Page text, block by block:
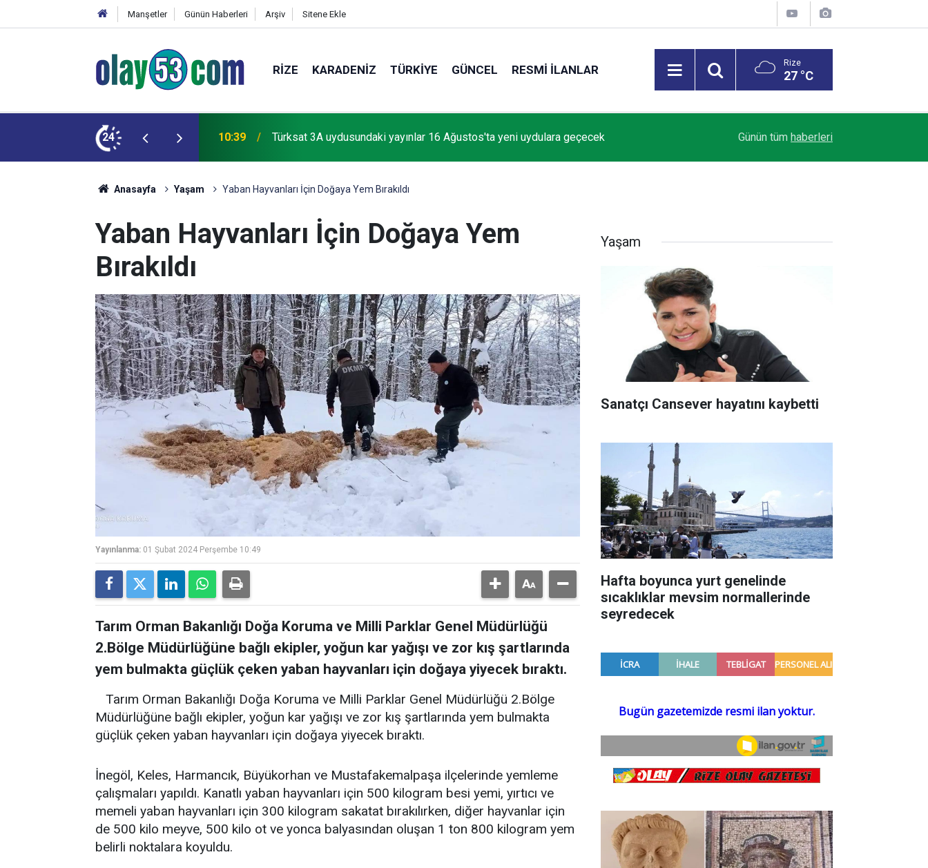
Manşetler Günün Haberleri Arşiv Sitene Ekle
RIZE KARADENIZ TÜRKIYE GÜNCEL RESMI İLANLAR Rize
27 °C
24
Karadeniz'de yayılıyor 10:39 Türksat 3A uydusundaki yayınlar 16 Ağustos'ta yeni uydulara geçecek Günün tüm haberleri
Anasayfa Yaşam Yaban Hayvanları İçin Doğaya Yem Bırakıldı
Yaban Hayvanları İçin Doğaya Yem
Bırakıldı
Yayınlanma: 01 Şubat 2024 Perşembe 10:49
Tarım Orman Bakanlığı Doğa Koruma ve Milli Parklar Genel Müdürlüğü
2.Bölge Müdürlüğüne bağlı ekipler, yoğun kar yağışı ve zor kış şartlarında
yem bulmakta güçlük çeken yaban hayvanları için doğaya yiyecek bıraktı.
Tarım Orman Bakanlığı Doğa Koruma ve Milli Parklar Genel Müdürlüğü 2.Bölge
Müdürlüğüne bağlı ekipler, yoğun kar yağışı ve zor kış şartlarında yem bulmakta
güçlük çeken yaban hayvanları için doğaya yiyecek bıraktı.
İnegöl, Keles, Harmancık, Büyükorhan ve Mustafakemalpaşa ilçelerinde yemleme
çalışmaları yapıldı. Kanatlı yaban hayvanları için 500 kilogram besi yemi, yırtıcı ve
memeli yaban hayvanları için 300 kilogram sakatat bırakılırken, diğer hayvanlar için
de 500 kilo meyve, 500 kilo ot ve yonca balyasından oluşan 1 ton 800 kilogram yem
belirli noktalara koyuldu.
Yaşam
Sanatçı Cansever hayatını kaybetti
Hafta boyunca yurt genelinde
sıcaklıklar mevsim normallerinde
seyredecek